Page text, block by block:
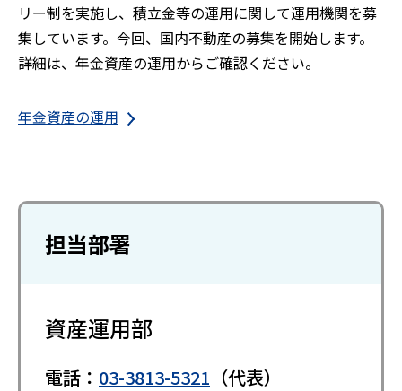
リー制を実施し、積立金等の運用に関して運用機関を募
集しています。今回、国内不動産の募集を開始します。
詳細は、年金資産の運用からご確認ください。
年金資産の運用
担当部署
資産運用部
電話： 03-3813-5321 （代表）